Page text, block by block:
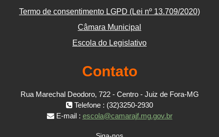
Termo de consentimento LGPD (Lei nº 13.709/2020)
Câmara Municipal
Escola do Legislativo
Contato
Rua Marechal Deodoro, 722 - Centro - Juiz de Fora-MG
Telefone : (32)3250-2930
E-mail : escola@camarajf.mg.gov.br